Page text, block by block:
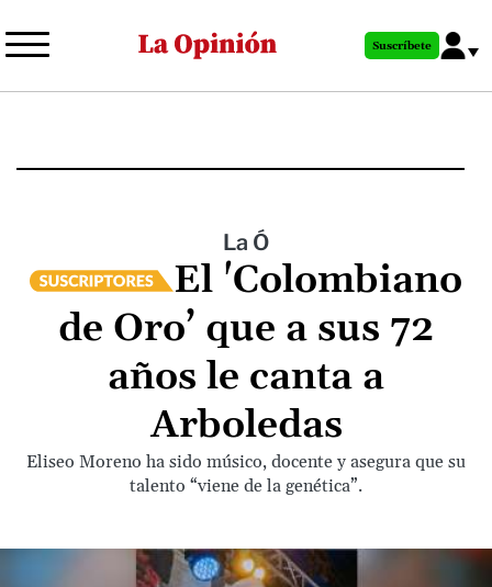
al
principal
Suscríbete
La Ó
El 'Colombiano
de Oro’ que a sus 72
años le canta a
Arboledas
Eliseo Moreno ha sido músico, docente y asegura que su
talento “viene de la genética”.